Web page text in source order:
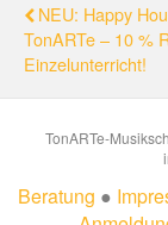
NEU: Happy
TonARTe – 10 %
Einzelunterricht!
TonARTe-
Beratung ●